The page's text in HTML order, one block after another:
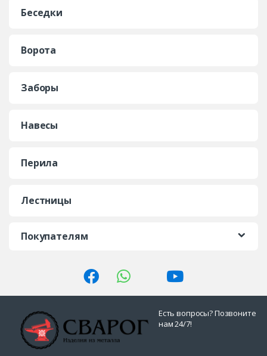
Беседки
Ворота
Заборы
Навесы
Перила
Лестницы
Покупателям
Есть вопросы? Позвоните
нам 24/7!